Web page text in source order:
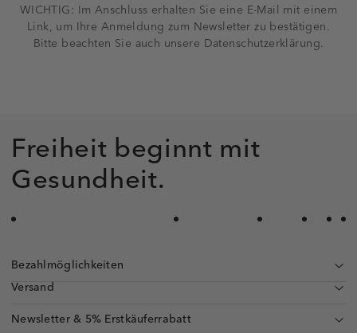
WICHTIG: Im Anschluss erhalten Sie eine E-Mail mit einem
Link, um Ihre Anmeldung zum Newsletter zu bestätigen.
Bitte beachten Sie auch unsere Datenschutzerklärung.
Freiheit beginnt mit
Gesundheit.
Bezahlmöglichkeiten
Versand
Newsletter & 5% Erstkäuferrabatt